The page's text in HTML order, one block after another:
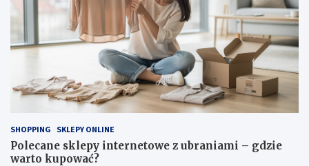
SHOPPING SKLEPY ONLINE
Polecane sklepy internetowe z ubraniami – gdzie
warto kupować?